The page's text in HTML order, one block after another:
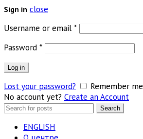
Sign in close
Username or email *Обязательно
Password *Обязательно
Log in
Lost your password?
Remember me
No account yet? Create an Account
Search
Search
ENGLISH